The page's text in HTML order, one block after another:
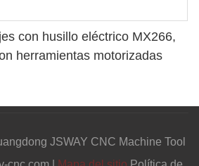
con husillo eléctrico MX266,
herramientas motorizadas
JSWAY CNC Machine Tool